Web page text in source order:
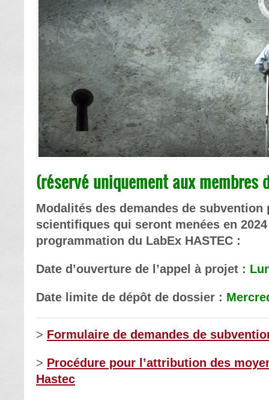
(réservé uniquement aux membres
Modalités des demandes de
scientifiques qui seront menées en
programmation du LabEx HASTEC :
Date d’ouverture de l’appel à projet :
Date limite de dépôt de dossier :
> Formulaire de demandes de
> Procédure pour l’attribution des
Hastec